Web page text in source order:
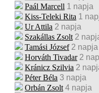
Paál Marcell 1 napja
Kiss-Teleki Rita 1
Ur Attila 2 napja
Szakállas Zsolt 2
Tamási József 2 napja
Horváth Tivadar 2
Kránicz Szilvia 2
Péter Béla 3 napja
Orbán Zsolt 4 napja